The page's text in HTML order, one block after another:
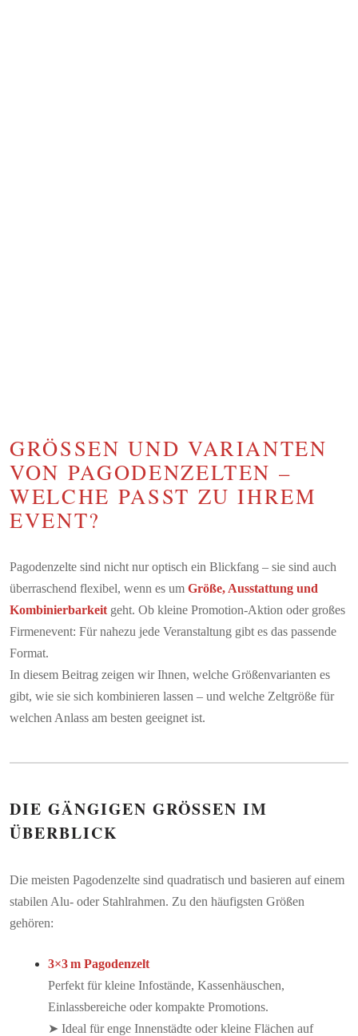
GRÖSSEN UND VARIANTEN V
ON PAGODENZELTEN – W
ELCHE PASST ZU IHREM E
VENT?
Pagodenzelte sind nicht nur optisch ein Blickfang – sie sind auch
überraschend flexibel, wenn es um Größe, Ausstattung und
Kombinierbarkeit geht. Ob kleine Promotion-Aktion oder großes
Firmenevent: Für nahezu jede Veranstaltung gibt es das passende
Format.
In diesem Beitrag zeigen wir Ihnen, welche Größenvarianten es
gibt, wie sie sich kombinieren lassen – und welche Zeltgröße für
welchen Anlass am besten geeignet ist.
DIE GÄNGIGEN GRÖSSEN IM Ü
BERBLICK
Die meisten Pagodenzelte sind quadratisch und basieren auf einem
stabilen Alu- oder Stahlrahmen. Zu den häufigsten Größen
gehören:
3×3 m Pagodenzelt
Perfekt für kleine Infostände, Kassenhäuschen,
Einlassbereiche oder kompakte Promotions.
➤ Ideal für enge Innenstädte oder kleine Flächen auf